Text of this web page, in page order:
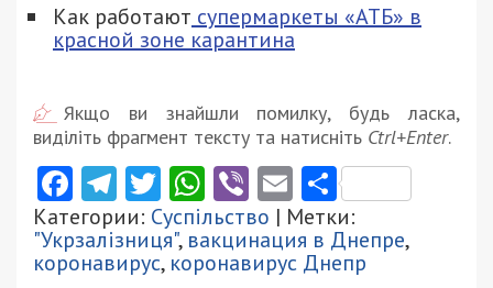
Как работают супермаркеты «АТБ» в
красной зоне карантина
Якщо ви знайшли помилку, будь ласка,
виділіть фрагмент тексту та натисніть Ctrl+Enter.
Facebook
Telegram
Twitter
WhatsApp
ViberEmail
Категории: Суспільство | Метки:
"Укрзалізниця", вакцинация в Днепре,
коронавирус, коронавирус Днепр